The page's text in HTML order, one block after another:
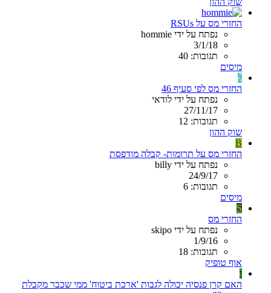
החזרי מס על RSUs
נפתח על ידי hommie
3/1/18
תגובות: 40
מיסים
ל
החזרי מס לפי סעיף 46
נפתח על ידי לודאי
27/11/17
תגובות: 12
שוק ההון
B
החזרי מס על תרומות- קבלה מודפסת
נפתח על ידי billy
24/9/17
תגובות: 6
מיסים
S
החזרי מס
נפתח על ידי skipo
1/9/16
תגובות: 18
אוף טופיק
ו
האם קרן פנסיה יכולה לגבות 'ארכת ביטוח' ממי שכבר מקבלת